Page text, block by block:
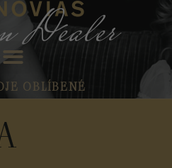
Dealer
OBLÍBENÉ